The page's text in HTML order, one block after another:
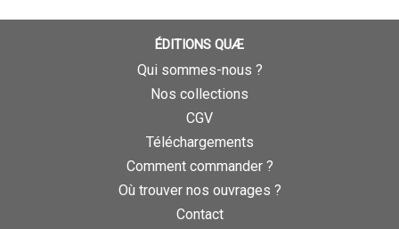
ÉDITIONS QUÆ
Qui sommes-nous ?
Nos collections
CGV
Téléchargements
Comment commander ?
Où trouver nos ouvrages ?
Contact